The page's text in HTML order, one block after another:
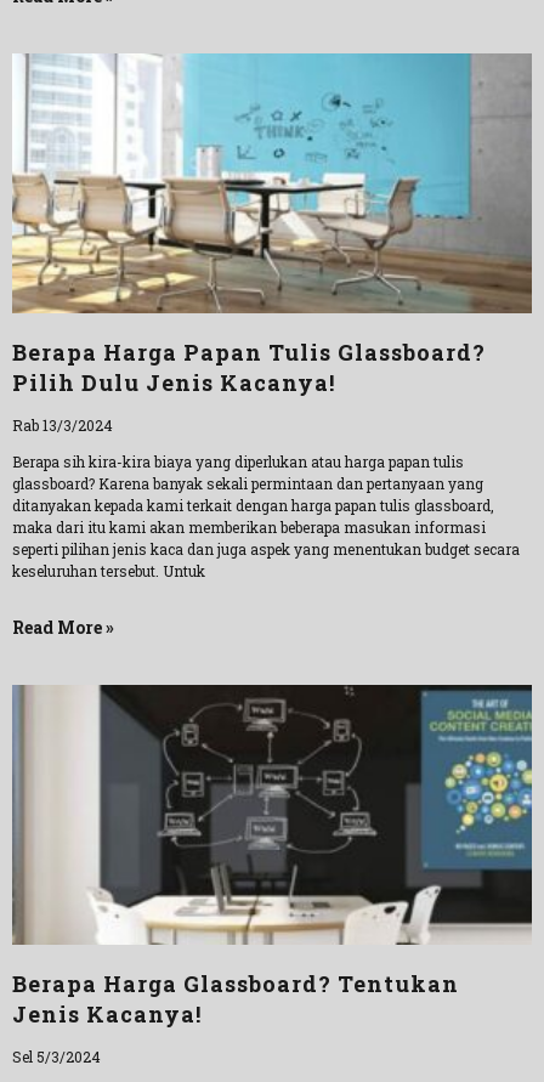
Berapa Harga Papan Tulis Glassboard?
Pilih Dulu Jenis Kacanya!
Rab 13/3/2024
Berapa sih kira-kira biaya yang diperlukan atau harga papan tulis
glassboard? Karena banyak sekali permintaan dan pertanyaan yang
ditanyakan kepada kami terkait dengan harga papan tulis glassboard,
maka dari itu kami akan memberikan beberapa masukan informasi
seperti pilihan jenis kaca dan juga aspek yang menentukan budget secara
keseluruhan tersebut. Untuk
Read More »
Berapa Harga Glassboard? Tentukan
Jenis Kacanya!
Sel 5/3/2024